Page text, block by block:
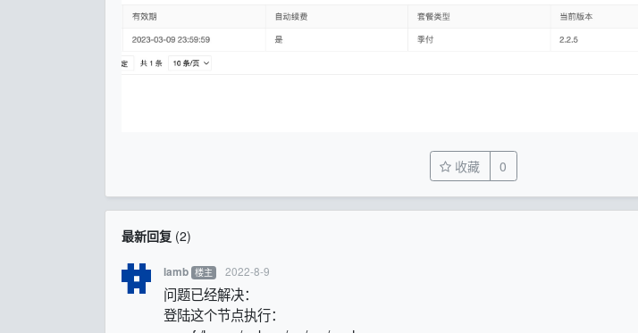
收藏 0
最新回复(2)
lamb 楼主 2022-8-9
问题已经解决：
登陆这个节点执行：